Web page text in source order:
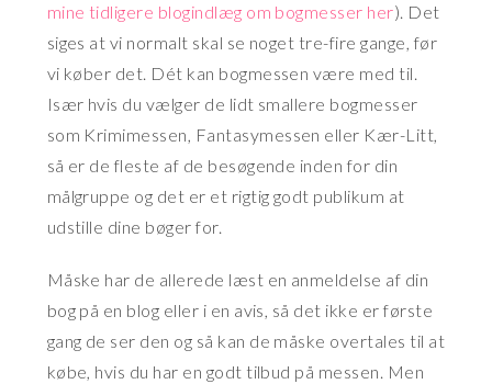
mine tidligere blogindlæg om bogmesser her). Det
siges at vi normalt skal se noget tre-fire gange, før
vi køber det. Dét kan bogmessen være med til.
Især hvis du vælger de lidt smallere bogmesser
som Krimimessen, Fantasymessen eller Kær-Litt,
så er de fleste af de besøgende inden for din
målgruppe og det er et rigtig godt publikum at
udstille dine bøger for.
Måske har de allerede læst en anmeldelse af din
bog på en blog eller i en avis, så det ikke er første
gang de ser den og så kan de måske overtales til at
købe, hvis du har en godt tilbud på messen. Men